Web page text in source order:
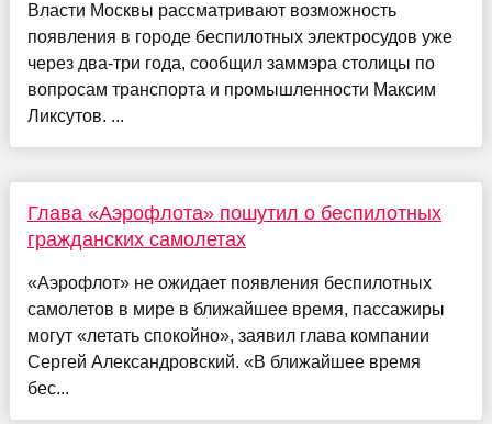
Власти Москвы рассматривают возможность
появления в городе беспилотных электросудов уже
через два-три года, сообщил заммэра столицы по
вопросам транспорта и промышленности Максим
Ликсутов. ...
Глава «Аэрофлота» пошутил о беспилотных
гражданских самолетах
«Аэрофлот» не ожидает появления беспилотных
самолетов в мире в ближайшее время, пассажиры
могут «летать спокойно», заявил глава компании
Сергей Александровский. «В ближайшее время
бес...